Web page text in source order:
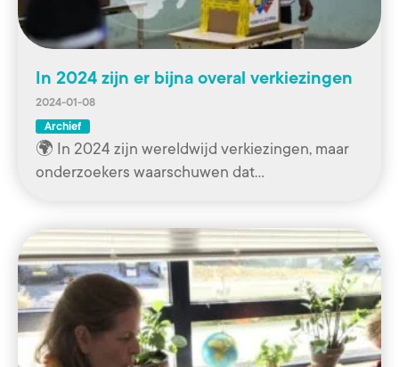
In 2024 zijn er bijna overal verkiezingen
2024-01-08
Archief
🌍 In 2024 zijn wereldwijd verkiezingen, maar
onderzoekers waarschuwen dat…